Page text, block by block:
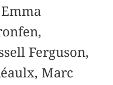
­Ferguson,
Marc